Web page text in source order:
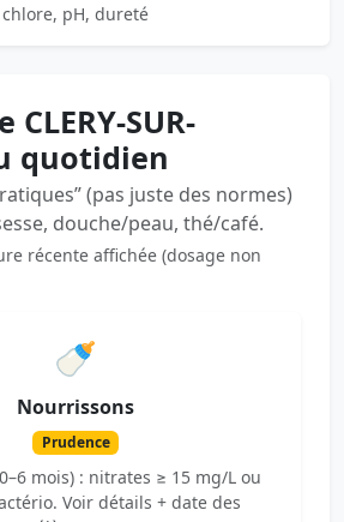
chlore, pH, dureté
CLERY-SUR-
quotidien
(pas juste des normes)
douche/peau, thé/café.
récente affichée (dosage non
🍼
Nourrissons
Prudence
mois) : nitrates ≥ 15 mg/L ou
Voir détails + date des